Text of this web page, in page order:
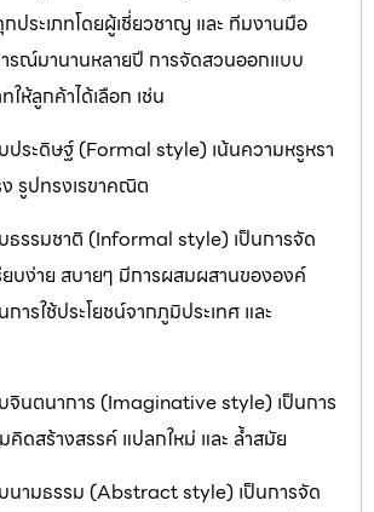
ระเภทโดยผู้เชี่ยวชาญ และ ทีมงานมือ
รณ์มานานหลายปี การจัดสวนออกแบบ
ให้ลูกค้าได้เลือก เช่น
ระดิษฐ์ (Formal style) เน้นความหรูหรา
ง รูปทรงเรขาคณิต
รรมชาติ (Informal style) เป็นการจัด
ยบง่าย สบายๆ มีการผสมผสานขององค์
ารใช้ประโยชน์จากภูมิประเทศ และ
นตนาการ (Imaginative style) เป็นการ
ดสร้างสรรค์ แปลกใหม่ และ ล้ำสมัย
ามธรรม (Abstract style) เป็นการจัด